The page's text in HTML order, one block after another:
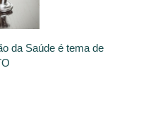
da Saúde é tema de